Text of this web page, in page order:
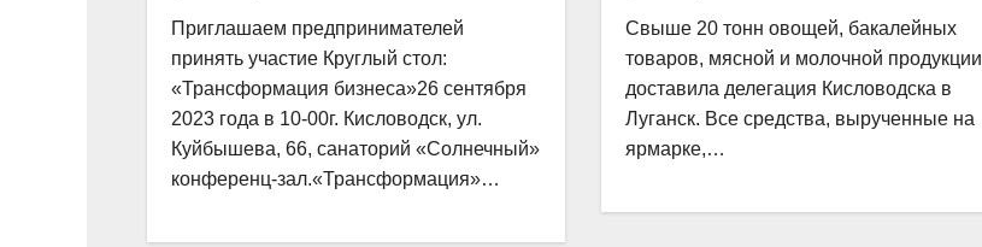
Приглашаем предпринимателей
принять участие Круглый стол:
«Трансформация бизнеса»26 сентября
2023 года в 10-00г. Кисловодск, ул.
Куйбышева, 66, санаторий «Солнечный»
конференц-зал.«Трансформация»…
Свыше 20 тонн овощей, бакалейных
товаров, мясной и молочной продукции
доставила делегация Кисловодска в
Луганск. Все средства, вырученные на
ярмарке,…